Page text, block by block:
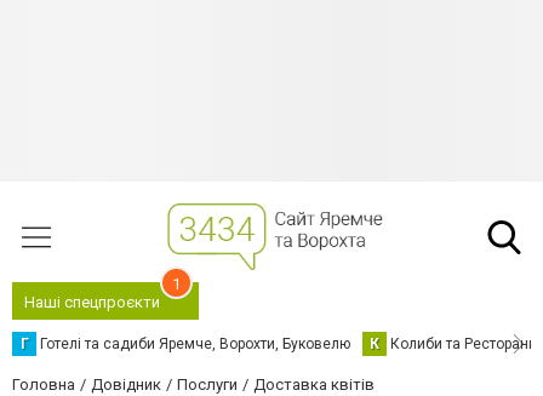
Наші спецпроєкти
1
Г Готелі та садиби Яремче, Ворохти, Буковелю К Колиби та Ресторани
Головна Довідник Послуги Доставка квітів